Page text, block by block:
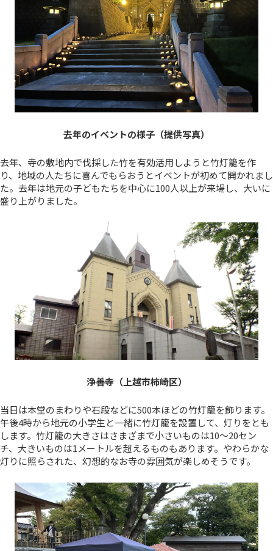
去年のイベントの様子（提供写真）
去年、寺の敷地内で伐採した竹を有効活用しようと竹灯籠を作
り、地域の人たちに喜んでもらおうとイベントが初めて開かれまし
た。去年は地元の子どもたちを中心に100人以上が来場し、大いに
盛り上がりました。
浄善寺（上越市柿崎区）
当日は本堂のまわりや石段などに500本ほどの竹灯籠を飾ります。
午後4時から地元の小学生と一緒に竹灯籠を設置して、灯りをとも
します。竹灯籠の大きさはさまざまで小さいものは10～20セン
チ、大きいものは1メートルを超えるものもあります。やわらかな
灯りに照らされた、幻想的なお寺の雰囲気が楽しめそうです。